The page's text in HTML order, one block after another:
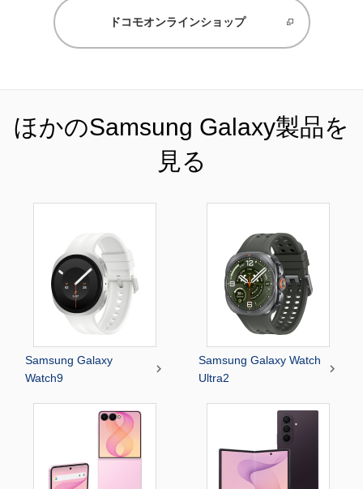
ドコモオンラインショップ
ほかのSamsung Galaxy製品を
見る
Samsung Galaxy
Watch9

Samsung Galaxy Watch
Ultra2
